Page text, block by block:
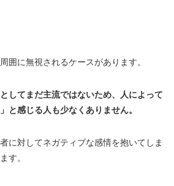
囲に無視されるケースがあります。
してまだ主流ではないため、人によって
と感じる人も少なくありません。
に対してネガティブな感情を抱いてしま
す。